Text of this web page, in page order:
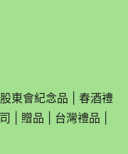
股東會紀念品
春酒禮
贈品 台灣禮品